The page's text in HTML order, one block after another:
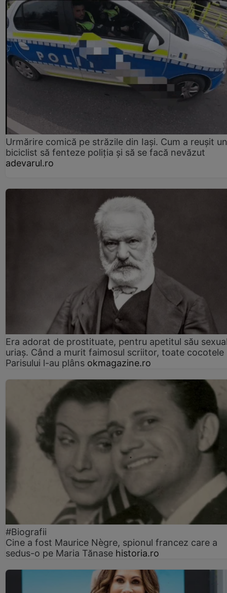
Urmărire comică pe străzile din Iași. Cum a reușit un
biciclist să fenteze poliția și să se facă nevăzut
adevarul.ro
Era adorat de prostituate, pentru apetitul său
uriaș. Când a murit faimosul scriitor, toate cocotele
Parisului l-au plâns okmagazine.ro
#Biografii
Cine a fost Maurice Nègre, spionul francez care a
sedus-o pe Maria Tănase historia.ro